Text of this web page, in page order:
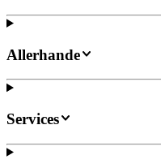
Allerhande
Services